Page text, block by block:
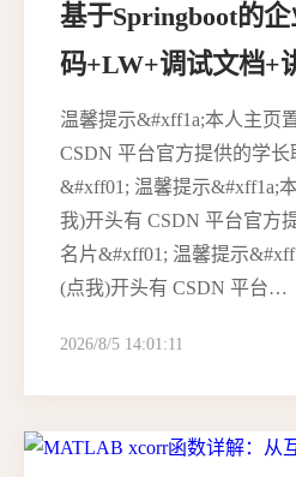
基于Springboot的
码+LW+调试文档+
温馨提示&#xff1a;本人主页
CSDN 平台官方提供的学
&#xff01; 温馨提示&#xff1a;
我)开头有 CSDN 平台官方
名片&#xff01; 温馨提示
(点我)开头有 CSDN 平台…
2026/8/5 14:01:11